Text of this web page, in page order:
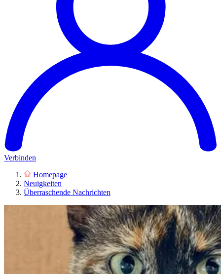
Verbinden
Homepage
Neuigkeiten
Überraschende Nachrichten